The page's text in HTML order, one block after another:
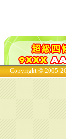
Copyright © 2005-